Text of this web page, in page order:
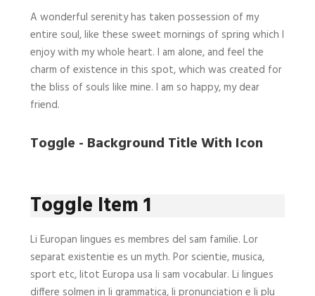
A wonderful serenity has taken possession of my
entire soul, like these sweet mornings of spring which I
enjoy with my whole heart. I am alone, and feel the
charm of existence in this spot, which was created for
the bliss of souls like mine. I am so happy, my dear
friend.
Toggle - Background Title With Icon
Toggle Item 1
Li Europan lingues es membres del sam familie. Lor
separat existentie es un myth. Por scientie, musica,
sport etc, litot Europa usa li sam vocabular. Li lingues
differe solmen in li grammatica, li pronunciation e li plu